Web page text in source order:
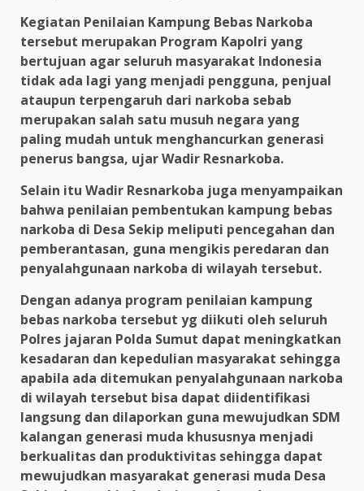
Kegiatan Penilaian Kampung Bebas Narkoba
tersebut merupakan Program Kapolri yang
bertujuan agar seluruh masyarakat Indonesia
tidak ada lagi yang menjadi pengguna, penjual
ataupun terpengaruh dari narkoba sebab
merupakan salah satu musuh negara yang
paling mudah untuk menghancurkan generasi
penerus bangsa, ujar Wadir Resnarkoba.
Selain itu Wadir Resnarkoba juga menyampaikan
bahwa penilaian pembentukan kampung bebas
narkoba di Desa Sekip meliputi pencegahan dan
pemberantasan, guna mengikis peredaran dan
penyalahgunaan narkoba di wilayah tersebut.
Dengan adanya program penilaian kampung
bebas narkoba tersebut yg diikuti oleh seluruh
Polres jajaran Polda Sumut dapat meningkatkan
kesadaran dan kepedulian masyarakat sehingga
apabila ada ditemukan penyalahgunaan narkoba
di wilayah tersebut bisa dapat diidentifikasi
langsung dan dilaporkan guna mewujudkan SDM
kalangan generasi muda khususnya menjadi
berkualitas dan produktivitas sehingga dapat
mewujudkan masyarakat generasi muda Desa